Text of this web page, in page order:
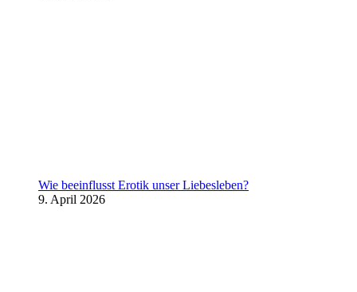
Wie beeinflusst Erotik unser Liebesleben?
9. April 2026